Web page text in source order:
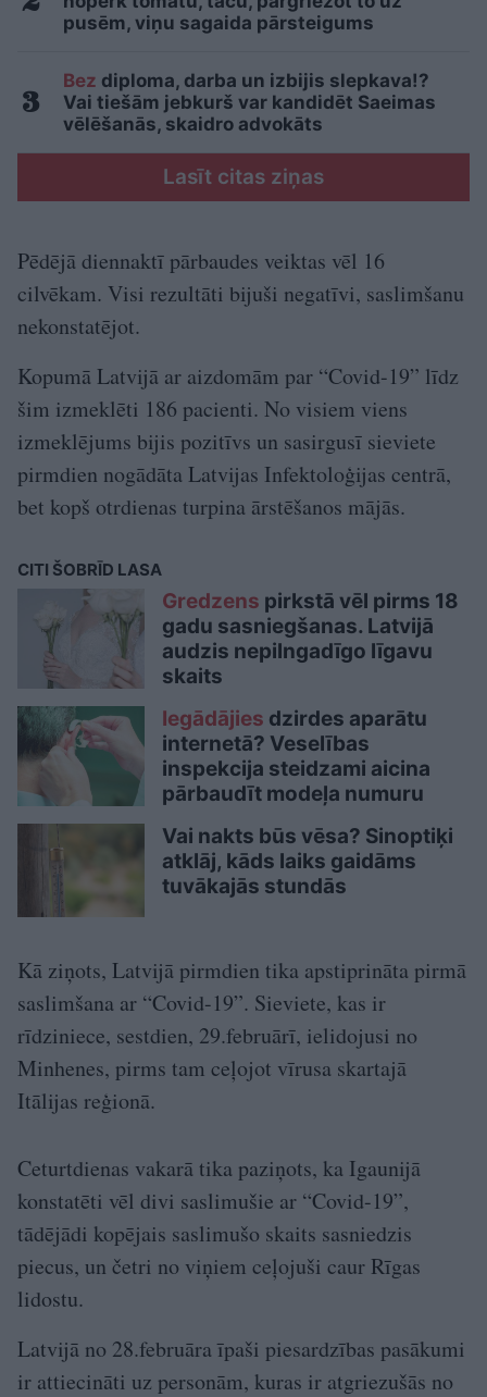
pusēm, viņu sagaida pārsteigums
Bez diploma, darba un izbijis slepkava!?
Vai tiešām jebkurš var kandidēt Saeimas
vēlēšanās, skaidro advokāts
Lasīt citas ziņas
Pēdējā diennaktī pārbaudes veiktas vēl 16
cilvēkam. Visi rezultāti bijuši negatīvi, saslimšanu
nekonstatējot.
Kopumā Latvijā ar aizdomām par “Covid-19” līdz
šim izmeklēti 186 pacienti. No visiem viens
izmeklējums bijis pozitīvs un sasirgusī sieviete
pirmdien nogādāta Latvijas Infektoloģijas centrā,
bet kopš otrdienas turpina ārstēšanos mājās.
CITI ŠOBRĪD LASA
Gredzens pirkstā vēl pirms 18
gadu sasniegšanas. Latvijā
audzis nepilngadīgo līgavu
skaits
Iegādājies dzirdes aparātu
internetā? Veselības
inspekcija steidzami aicina
pārbaudīt modeļa numuru
Vai nakts būs vēsa? Sinoptiķi
atklāj, kāds laiks gaidāms
tuvākajās stundās
Kā ziņots, Latvijā pirmdien tika apstiprināta pirmā
saslimšana ar “Covid-19”. Sieviete, kas ir
rīdziniece, sestdien, 29.februārī, ielidojusi no
Minhenes, pirms tam ceļojot vīrusa skartajā
Itālijas reģionā.
Ceturtdienas vakarā tika paziņots, ka Igaunijā
konstatēti vēl divi saslimušie ar “Covid-19”,
tādējādi kopējais saslimušo skaits sasniedzis
piecus, un četri no viņiem ceļojuši caur Rīgas
lidostu.
Latvijā no 28.februāra īpaši piesardzības pasākumi
ir attiecināti uz personām, kuras ir atgriezušās no